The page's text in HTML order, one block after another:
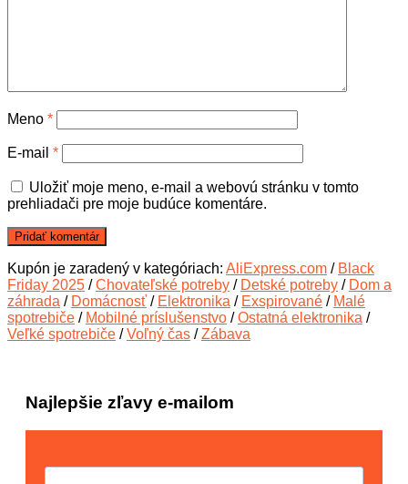
Meno *
E-mail *
Uložiť moje meno, e-mail a webovú stránku v tomto
prehliadači pre moje budúce komentáre.
Kupón je zaradený v kategóriach: AliExpress.com / Black
Friday 2025 /Chovateľské potreby / Detské potreby / Dom a
záhrada / Domácnosť / Elektronika / Exspirované / Malé
spotrebiče / Mobilné príslušenstvo /Ostatná elektronika /
Veľké spotrebiče /Voľný čas /Zábava
Najlepšie zľavy e-mailom